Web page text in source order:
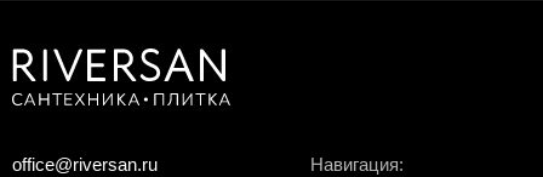
Навигация:
office@riversan.ru